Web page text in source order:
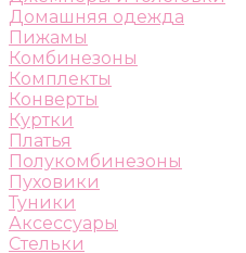
Домашняя одежда
Пижамы
Комбинезоны
Комплекты
Конверты
Куртки
Платья
Полукомбинезоны
Пуховики
Туники
Аксессуары
Стельки